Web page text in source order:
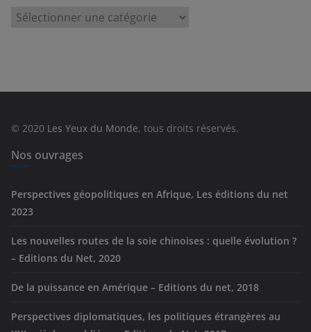
e
s
© 2020 Les Yeux du Monde, tous droits réservés.
Nos ouvrages
Perspectives géopolitiques en Afrique, Les éditions du net
2023
Les nouvelles routes de la soie chinoises : quelle évolution ?
– Editions du Net, 2020
De la puissance en Amérique – Editions du net, 2018
Perspectives diplomatiques, les politiques étrangères au